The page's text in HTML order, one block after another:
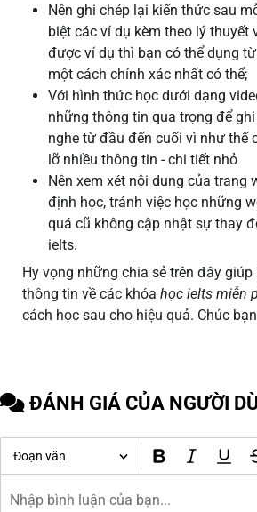
Nên ghi chép lại kiến thức sau
biệt các ví dụ kèm theo lý thuyết
được ví dụ thì bạn có thể dụng
một cách chính xác nhất có thể;
Với hình thức học dưới dạng
những thông tin qua trọng để
nghe từ đầu đến cuối vì như thế
lỡ nhiều thông tin - chi tiết nhỏ
Nên xem xét nội dung của trang
định học, tránh việc học những
quá cũ không cập nhật sự thay
ielts.
Hy vọng những chia sẻ trên đây
thông tin về các khóa học ielts miễn
cách học sau cho hiệu quả. Chúc
ĐÁNH GIÁ CỦA NGƯỜI
Đoạn văn